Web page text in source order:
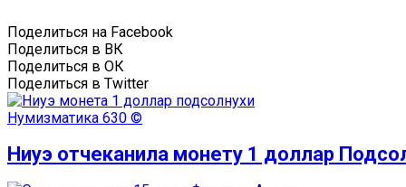
Поделиться на Facebook
Поделиться в ВК
Поделиться в ОК
Поделиться в Twitter
Нумизматика 630 ©
Ниуэ отчеканила монету 1 доллар